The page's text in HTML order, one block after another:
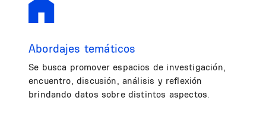
Abordajes temáticos
Se busca promover espacios de investigación,
encuentro, discusión, análisis y reflexión
brindando datos sobre distintos aspectos.